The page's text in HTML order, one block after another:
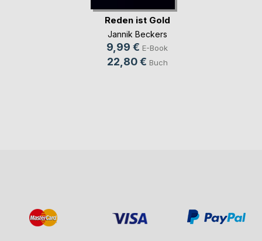
Reden ist Gold
Jannik Beckers
9,99 € E-Book
22,80 € Buch